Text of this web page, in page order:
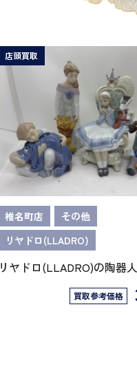
店頭買取
椎名町店
その他
リヤドロ(LLADRO)
リヤドロ(LLADRO)の陶器
買取参考価格